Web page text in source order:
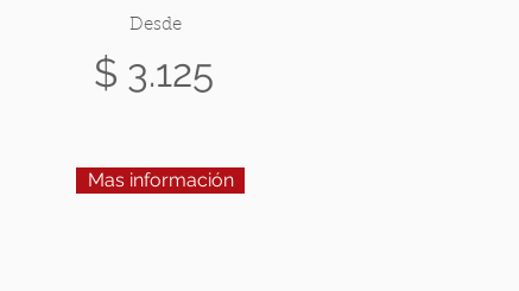
Mas información
$ 3.125
Desde